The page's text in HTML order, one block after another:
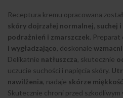
Receptura kremu opracowana
skóry dojrzałej normalnej, suchej
podrażnień i zmarszczek. Preparat
i wygładzająco, doskonale
Delikatnie natłuszcza, skutecznie
uczucie suchości i napięcia skóry.
nawilżenia, nadaje skórze
Skutecznie chroni przed szkodliwym